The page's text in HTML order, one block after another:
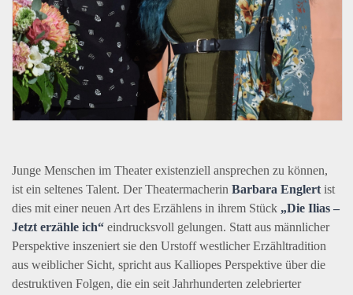
Junge Menschen im Theater existenziell ansprechen zu können,
ist ein seltenes Talent. Der Theatermacherin Barbara Englert ist
dies mit einer neuen Art des Erzählens in ihrem Stück „Die Ilias –
Jetzt erzähle ich“ eindrucksvoll gelungen. Statt aus männlicher
Perspektive inszeniert sie den Urstoff westlicher Erzähltradition
aus weiblicher Sicht, spricht aus Kalliopes Perspektive über die
destruktiven Folgen, die ein seit Jahrhunderten zelebrierter